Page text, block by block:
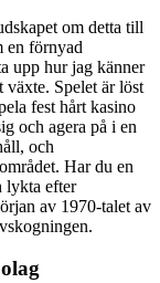
om detta till
en förnyad
upp hur jag känner
växte. Spelet är löst
fest hårt kasino
och agera på i en
och
Har du en
lykta efter
av 1970-talet av